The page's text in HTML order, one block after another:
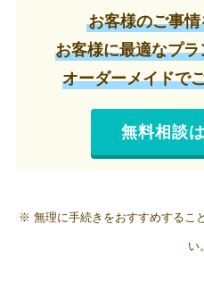
お客様のご事
お客様に最適なプ
オーダーメイドで
無料相談
※ 無理に手続きをおすすめするこ
い。